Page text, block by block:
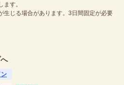
す。
生じる場合があります。3日間固定が必要